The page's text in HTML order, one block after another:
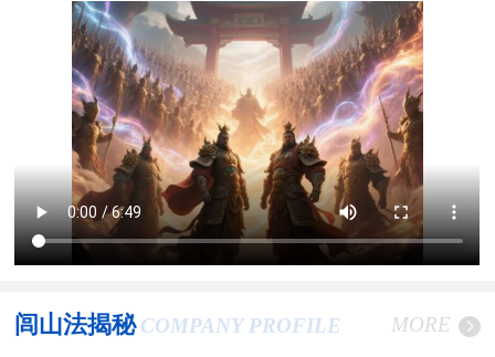
闾山法揭秘 COMPANY PROFILE MORE